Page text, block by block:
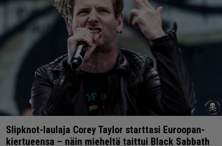
Slipknot-laulaja Corey Taylor starttasi Euroopan-
kiertueensa – näin mieheltä taittui Black Sabbath